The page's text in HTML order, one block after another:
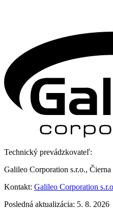
Technický prevádzkovateľ:
Galileo Corporation s.r.o.,
Kontakt: Galileo Corporation
Posledná aktualizácia: 5. 8. 2026